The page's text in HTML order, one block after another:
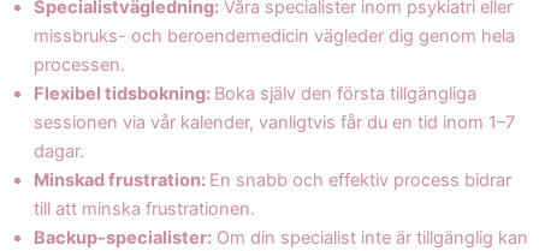
Specialistvägledning: Våra specialister inom psykiatri eller
missbruks- och beroendemedicin vägleder dig genom hela
processen.
Flexibel tidsbokning: Boka själv den första tillgängliga
sessionen via vår kalender, vanligtvis får du en tid inom 1–7
dagar.
Minskad frustration: En snabb och effektiv process bidrar
till att minska frustrationen.
Backup-specialister: Om din specialist inte är tillgänglig kan